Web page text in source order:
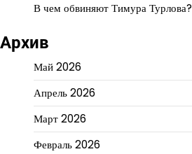
В чем обвиняют Тимура Турлова?
Архив
Май 2026
Апрель 2026
Март 2026
Февраль 2026